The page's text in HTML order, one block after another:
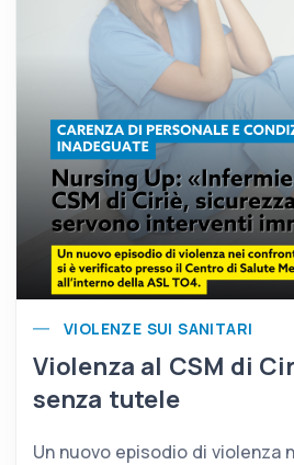
VIOLENZE SUI SANITARI
Violenza al CSM di
senza tutele
Un nuovo episodio di violenza